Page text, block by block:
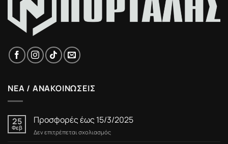
ΝΕΑ / ΑΝΑΚΟΙΝΩΣΕΙΣ
25
Φεβ
Προσφορές έως 15/3/2025
Δεν επιτρέπεται σχολιασμόςστο